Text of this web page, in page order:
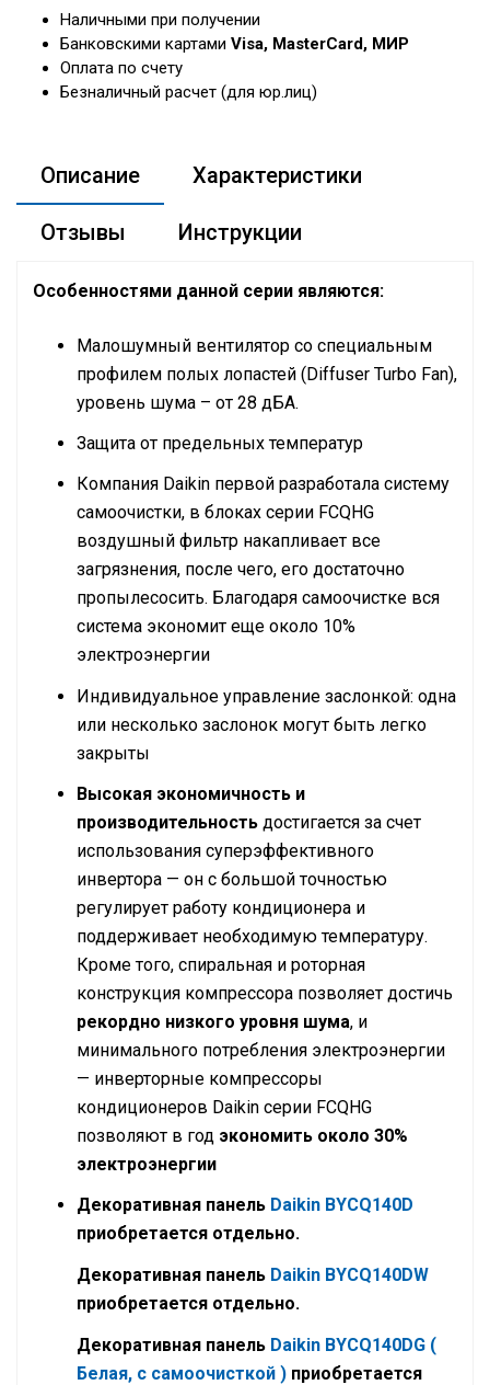
Наличными при получении
Банковскими картами Visa, MasterCard, МИР
Оплата по счету
Безналичный расчет (для юр.лиц)
Описание Характеристики
Отзывы Инструкции
Особенностями данной серии являются:
Малошумный вентилятор со специальным
профилем полых лопастей (Diffuser Turbo Fan),
уровень шума – от 28 дБА.
Защита от предельных температур
Компания Daikin первой разработала систему
самоочистки, в блоках серии FCQHG
воздушный фильтр накапливает все
загрязнения, после чего, его достаточно
пропылесосить. Благодаря самоочистке вся
система экономит еще около 10%
электроэнергии
Индивидуальное управление заслонкой: одна
или несколько заслонок могут быть легко
закрыты
Высокая экономичность и
производительность достигается за счет
использования суперэффективного
инвертора — он с большой точностью
регулирует работу кондиционера и
поддерживает необходимую температуру.
Кроме того, спиральная и роторная
конструкция компрессора позволяет достичь
рекордно низкого уровня шума, и
минимального потребления электроэнергии
— инверторные компрессоры
кондиционеров Daikin серии FCQHG
позволяют в год экономить около 30%
электроэнергии
Декоративная панель Daikin BYCQ140D
приобретается отдельно.
Декоративная панель Daikin BYCQ140DW
приобретается отдельно.
Декоративная панель Daikin BYCQ140DG (
Белая, с самоочисткой ) приобретается